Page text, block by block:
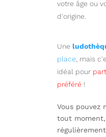
votre âge ou
d'origine.
Une
place, mais
idéal pour
préféré !
Vous pouvez
tout